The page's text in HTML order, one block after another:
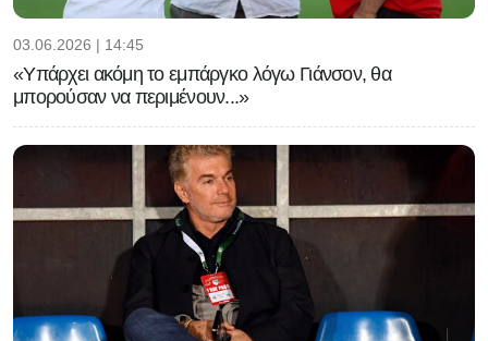
03.06.2026 | 14:45
«Υπάρχει ακόμη το εμπάργκο λόγω Γιάνσον, θα
μπορούσαν να περιμένουν...»